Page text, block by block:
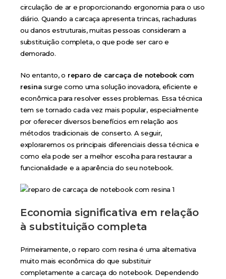
circulação de ar e proporcionando ergonomia para o uso
diário. Quando a carcaça apresenta trincas, rachaduras
ou danos estruturais, muitas pessoas consideram a
substituição completa, o que pode ser caro e
demorado.
No entanto, o reparo de carcaça de notebook com
resina surge como uma solução inovadora, eficiente e
econômica para resolver esses problemas. Essa técnica
tem se tornado cada vez mais popular, especialmente
por oferecer diversos benefícios em relação aos
métodos tradicionais de conserto. A seguir,
exploraremos os principais diferenciais dessa técnica e
como ela pode ser a melhor escolha para restaurar a
funcionalidade e a aparência do seu notebook.
Economia significativa em relação
à substituição completa
Primeiramente, o reparo com resina é uma alternativa
muito mais econômica do que substituir
completamente a carcaça do notebook. Dependendo